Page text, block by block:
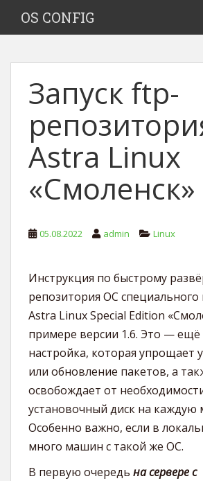
i
OS CONFIG
Запуск ftp-
Astra Linux
«Смоленск»
05.08.2022 admin Linux
Инструкция по быстрому
репозитория ОС специального
Astra Linux Special Edition
примере версии 1.6. Это —
настройка, которая упрощает
или обновление пакетов, а
освобождает от
установочный диск на каждую
Особенно важно, если в
много машин с такой же ОС.
В первую очередь на сервере с